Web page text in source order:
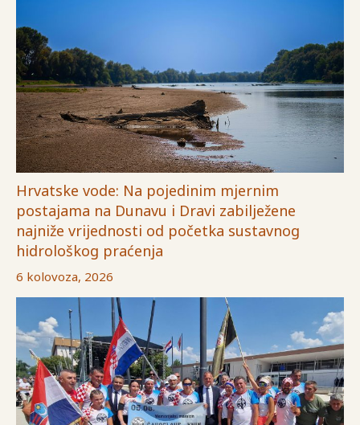
Hrvatske vode: Na pojedinim mjernim
postajama na Dunavu i Dravi zabilježene
najniže vrijednosti od početka sustavnog
hidrološkog praćenja
6 kolovoza, 2026